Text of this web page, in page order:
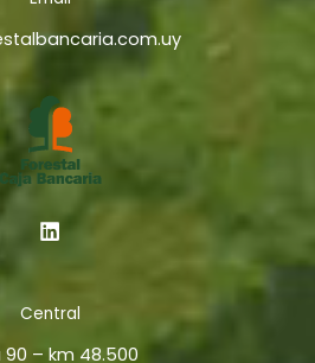
Central
90 – km 48.500